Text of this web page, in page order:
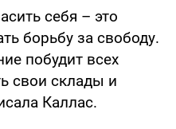
себя – это
борьбу за свободу.
побудит всех
свои склады и
Каллас.